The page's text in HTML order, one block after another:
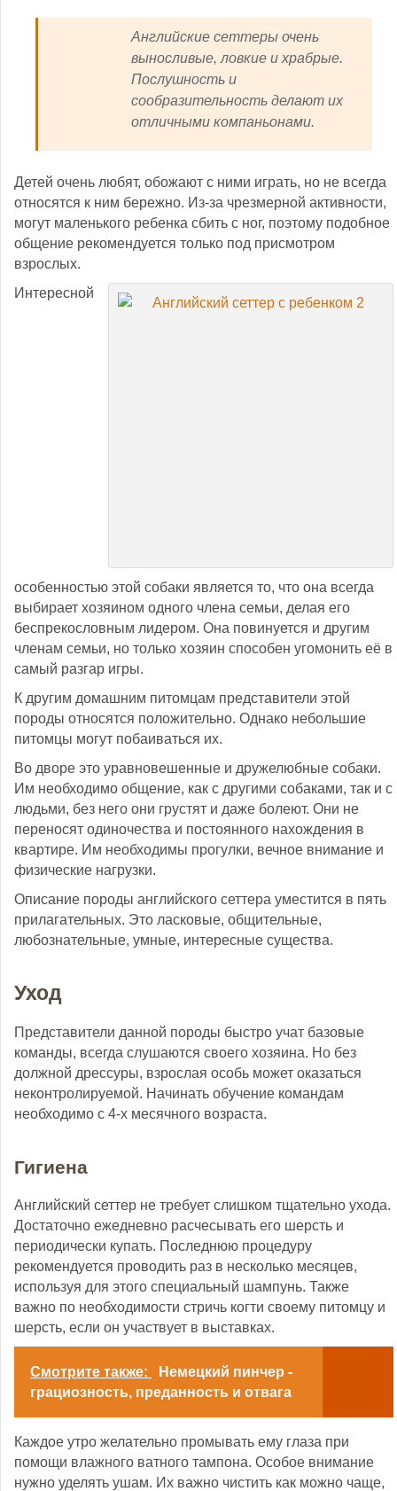
Английские сеттеры очень
выносливые, ловкие и храбрые.
Послушность и
сообразительность делают их
отличными компаньонами.
Детей очень любят, обожают с ними играть, но не всегда
относятся к ним бережно. Из-за чрезмерной активности,
могут маленького ребенка сбить с ног, поэтому подобное
общение рекомендуется только под присмотром
взрослых.
Интересной
особенностью этой собаки является то, что она всегда
выбирает хозяином одного члена семьи, делая его
беспрекословным лидером. Она повинуется и другим
членам семьи, но только хозяин способен угомонить её в
самый разгар игры.
К другим домашним питомцам представители этой
породы относятся положительно. Однако небольшие
питомцы могут побаиваться их.
Во дворе это уравновешенные и дружелюбные собаки.
Им необходимо общение, как с другими собаками, так и с
людьми, без него они грустят и даже болеют. Они не
переносят одиночества и постоянного нахождения в
квартире. Им необходимы прогулки, вечное внимание и
физические нагрузки.
Описание породы английского сеттера уместится в пять
прилагательных. Это ласковые, общительные,
любознательные, умные, интересные существа.
Уход
Представители данной породы быстро учат базовые
команды, всегда слушаются своего хозяина. Но без
должной дрессуры, взрослая особь может оказаться
неконтролируемой. Начинать обучение командам
необходимо с 4-х месячного возраста.
Гигиена
Английский сеттер не требует слишком тщательно ухода.
Достаточно ежедневно расчесывать его шерсть и
периодически купать. Последнюю процедуру
рекомендуется проводить раз в несколько месяцев,
используя для этого специальный шампунь. Также
важно по необходимости стричь когти своему питомцу и
шерсть, если он участвует в выставках.
Смотрите также:
Немецкий пинчер -
грациозность, преданность и отвага
Каждое утро желательно промывать ему глаза при
помощи влажного ватного тампона. Особое внимание
нужно уделять ушам. Их важно чистить как можно чаще,